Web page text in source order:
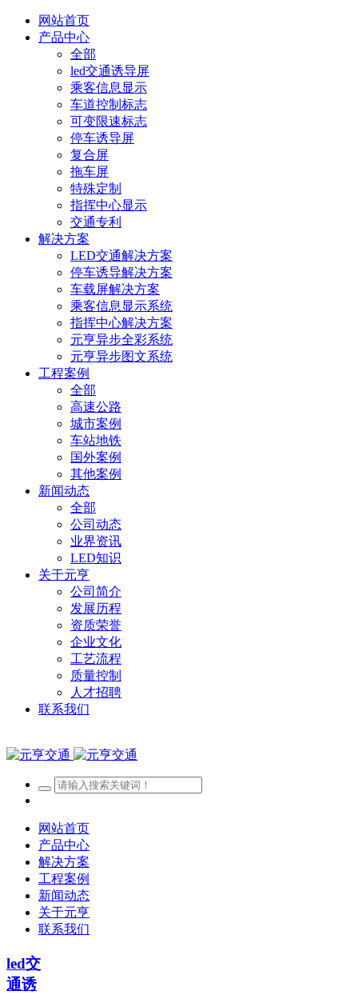
网站首页
产品中心
全部
led交通诱导屏
乘客信息显示
车道控制标志
可变限速标志
停车诱导屏
复合屏
拖车屏
特殊定制
指挥中心显示
交通专利
解决方案
LED交通解决方案
停车诱导解决方案
车载屏解决方案
乘客信息显示系统
指挥中心解决方案
元亨异步全彩系统
元亨异步图文系统
工程案例
全部
高速公路
城市案例
车站地铁
国外案例
其他案例
新闻动态
全部
公司动态
业界资讯
LED知识
关于元亨
公司简介
发展历程
资质荣誉
企业文化
工艺流程
质量控制
人才招聘
联系我们
网站首页
产品中心
解决方案
工程案例
新闻动态
关于元亨
联系我们
led交
通诱